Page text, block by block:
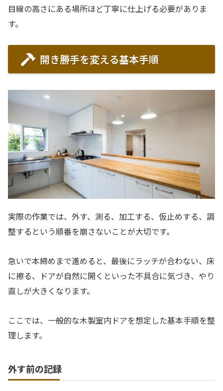
目線の高さにある場所ほど丁寧に仕上げる必要がありま
す。
開き勝手を変える基本手順
実際の作業では、外す、測る、加工する、仮止めする、調
整するという順番を崩さないことが大切です。
急いで本締めまで進めると、最後にラッチが合わない、床
に擦る、ドアが自然に開くといった不具合に気づき、やり
直しが大きくなります。
ここでは、一般的な木製室内ドアを想定した基本手順を整
理します。
外す前の記録